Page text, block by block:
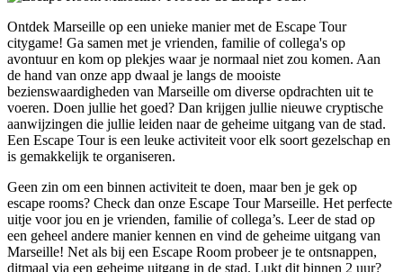
Ontdek Marseille op een unieke manier met de Escape Tour
citygame! Ga samen met je vrienden, familie of collega's op
avontuur en kom op plekjes waar je normaal niet zou komen. Aan
de hand van onze app dwaal je langs de mooiste
bezienswaardigheden van Marseille om diverse opdrachten uit te
voeren. Doen jullie het goed? Dan krijgen jullie nieuwe cryptische
aanwijzingen die jullie leiden naar de geheime uitgang van de stad.
Een Escape Tour is een leuke activiteit voor elk soort gezelschap en
is gemakkelijk te organiseren.
Geen zin om een binnen activiteit te doen, maar ben je gek op
escape rooms? Check dan onze Escape Tour Marseille. Het perfecte
uitje voor jou en je vrienden, familie of collega’s. Leer de stad op
een geheel andere manier kennen en vind de geheime uitgang van
Marseille! Net als bij een Escape Room probeer je te ontsnappen,
ditmaal via een geheime uitgang in de stad. Lukt dit binnen 2 uur?